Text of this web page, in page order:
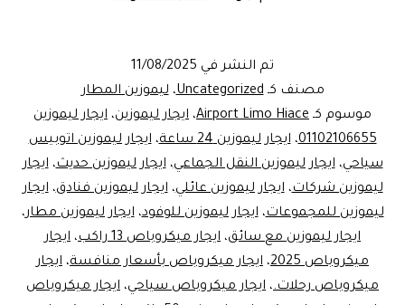
المطار
/
Airport
Limo
VIP
Service
&
تم النشر في 11/08/2025
مصنف كـUncategorized،ليموزين المطار
موسوم كـ Airport Limo Hiace، ايجار ليموزين، ايجار ليموزين
01102106655،ايجار ليموزين 24 ساعة ،ايجار ليموزين اتوبيس
سياحي،ايجار ليموزين النقل الجماعي،ايجار ليموزين حديث،ايجار
ليموزين شركات،ايجار ليموزين عائلي،ايجار ليموزين فنادق،ايجار
ليموزين للمجموعات،ايجار ليموزين للوفود،ايجار ليموزين مطار،
ايجار ليموزين مع سائق، ايجار ميكروباص 13 راكب ، ايجار
ميكروباص 2025
، ايجار ميكروباص بأسعار منافسة، ايجار
ميكروباص رحلات.، ايجار ميكروباص سياحي، ايجار ميكروباص